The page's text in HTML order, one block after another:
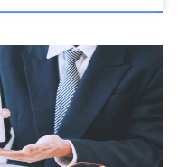
kailash.co.jp/)
(https://www.i-
(https://www.sbipet-